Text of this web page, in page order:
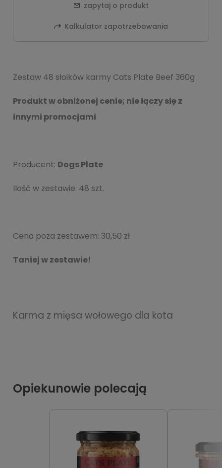
zapytaj o produkt
Kalkulator zapotrzebowania
Zestaw 48 słoików karmy Cats Plate Beef 360g
Produkt w obniżonej cenie; nie łączy się z
innymi promocjami
Producent: Dogs Plate
Ilość w zestawie: 48 szt.
Cena poza zestawem: 30,50 zł
Taniej w zestawie!
Karma z mięsa wołowego dla kota
Opiekunowie polecają